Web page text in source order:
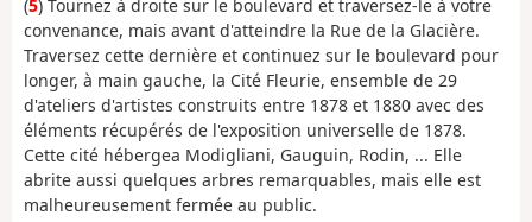
(5) Tournez à droite sur le boulevard et traversez-le à votre
convenance, mais avant d'atteindre la Rue de la Glacière.
Traversez cette dernière et continuez sur le boulevard pour
longer, à main gauche, la Cité Fleurie, ensemble de 29
d'ateliers d'artistes construits entre 1878 et 1880 avec des
éléments récupérés de l'exposition universelle de 1878.
Cette cité hébergea Modigliani, Gauguin, Rodin, ... Elle
abrite aussi quelques arbres remarquables, mais elle est
malheureusement fermée au public.